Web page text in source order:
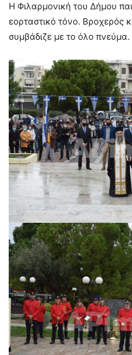
Η Φιλαρμονική του Δήμου
εορταστικό τόνο. Βροχερός
συμβάδιζε με το όλο πνεύμα.